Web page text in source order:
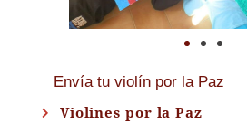
Envía tu violín por la Paz
Violines por la Paz